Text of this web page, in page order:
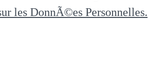
les DonnÃ©es Personnelles.